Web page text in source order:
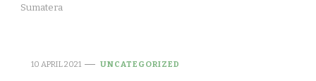
Sumatera
10 APRIL 2021 UNCATEGORIZED